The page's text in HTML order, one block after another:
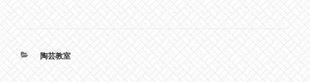
カ
テ
ゴ
陶芸教室